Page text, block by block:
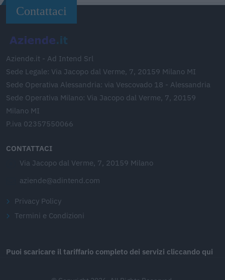
Contattaci
Aziende.it - Ad Intend Srl
Sede Legale: Via Jacopo dal Verme, 7, 20159 Milano MI
Sede Operativa Alessandria: via Vescovado 18 - Alessandria
Sede Operativa Milano: Via Jacopo dal Verme, 7, 20159
Milano MI
P.iva 02357550066
CONTATTACI
Via Jacopo dal Verme, 7, 20159 Milano
aziende@adintend.com
Privacy Policy
Termini e Condizioni
Puoi scaricare il tariffario completo dei servizi cliccando qui